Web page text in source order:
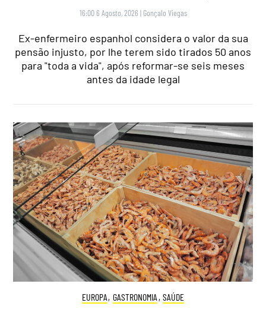
16:00 6 Agosto, 2026 | Gonçalo Viegas
Ex-enfermeiro espanhol considera o valor da sua
pensão injusto, por lhe terem sido tirados 50 anos
para "toda a vida", após reformar-se seis meses
antes da idade legal
EUROPA, GASTRONOMIA , SAÚDE